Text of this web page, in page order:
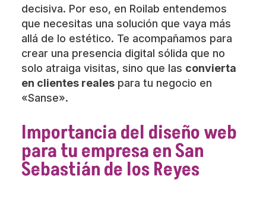
decisiva. Por eso, en Roilab entendemos
que necesitas una solución que vaya más
allá de lo estético. Te acompañamos para
crear una presencia digital sólida que no
solo atraiga visitas, sino que las convierta
en clientes realespara tu negocio en
«Sanse».
Importancia del diseño web
para tu empresa en San
Sebastián de los Reyes